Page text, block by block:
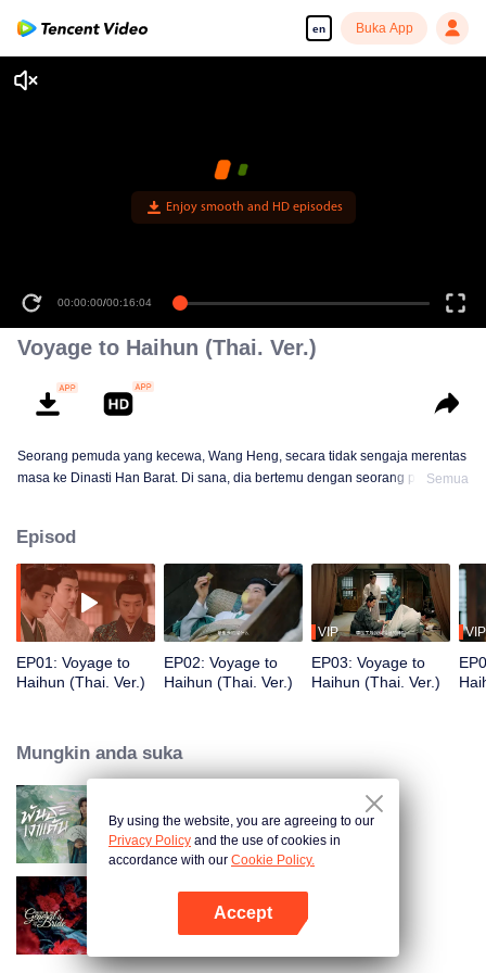
en Buka App
00:00:00/00:16:04
Voyage to Haihun (Thai. Ver.)
Seorang pemuda yang kecewa, Wang Heng, secara tidak sengaja merentas
masa ke Dinasti Han Barat. Di sana, dia bertemu dengan seorang pendekar
bersama-sama mencabar sejarah, cuba mengubah takdir Liu He yang
hanya memerintah selama 27 hari sebagai maharaja, lalu memulakan
sebuah pengembaraan merentas masa demi menentang takdir…
Semua
Episod
EP01: Voyage to
Haihun (Thai. Ver.)
EP02: Voyage to
Haihun (Thai. Ver.)
VIP
EP03: Voyage to
Haihun (Thai. Ver.)
VIP
Mungkin anda suka
Returned Master (Thai Ver.)
Destiny of the General's Bride
By using the website, you are agreeing to our
Privacy Policy and the use of cookies in
accordance with our Cookie Policy.
Accept